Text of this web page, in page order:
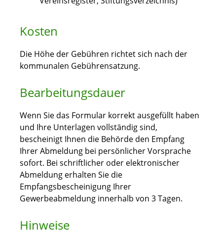
Kosten
Die Höhe der Gebühren richtet sich nach der
kommunalen Gebührensatzung.
Bearbeitungsdauer
Wenn Sie das Formular korrekt ausgefüllt haben
und Ihre Unterlagen vollständig sind,
bescheinigt Ihnen die Behörde den Empfang
Ihrer Abmeldung bei persönlicher Vorsprache
sofort. Bei schriftlicher oder elektronischer
Abmeldung erhalten Sie die
Empfangsbescheinigung Ihrer
Gewerbeabmeldung innerhalb von 3 Tagen.
Hinweise